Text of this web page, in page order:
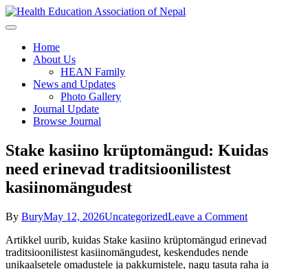
Skip
to
Health Education Association of
Nepal
Home
About Us
HEAN Family
News and Updates
Photo Gallery
Journal Update
Browse Journal
Stake kasiino krüptomängud: Kuidas
need erinevad traditsioonilistest
kasiinomängudest
By BuryMay 12, 2026UncategorizedLeave a Commenton
kasiino
Kuidas
Artikkel uurib, kuidas Stake kasiino krüptomängud erinevad
traditsioonilistest kasiinomängudest, keskendudes nende
unikaalsetele omadustele ja pakkumistele, nagu tasuta raha ja